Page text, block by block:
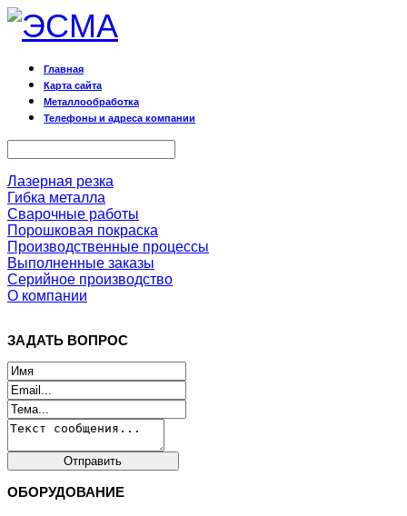
Главная
Карта сайта
Металлообработка
Телефоны и адреса компании
Лазерная резка
Гибка металла
Сварочные работы
Порошковая покраска
Производственные процессы
Выполненные заказы
Серийное производство
О компании
ЗАДАТЬ ВОПРОС
ОБОРУДОВАНИЕ